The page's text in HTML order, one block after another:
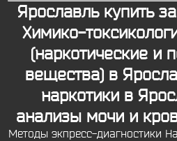
Ярославль купить
Химико-
(наркотические и
вещества) в
наркотики в
анализы мочи и
Методы экпресс-диагностики